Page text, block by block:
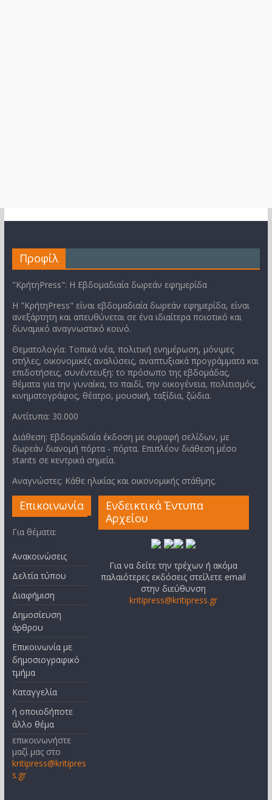
Προφίλ
"ΚρήτηPress": Η Εβδομαδιαία δωρεάν εφημερίδα
Η "ΚρήτηPress" είναι εβδομαδιαία δωρεάν εφημερίδα, είναι
ανεξάρτητη και απευθύνεται σε ένα ιδιαίτερα ποιοτικό και
δυναμικό αναγνωστικό κοινό.
Θεματολογία: Τοπικά νέα, πολιτική ενημέρωση, μόνιμες
στήλες, οικονομικές αναλύσεις, αναπτυξιακά προγράμματα και
επιδοτήσεις, συνέντευξη: το πρόσωπο της εβδομάδας,
θέματα για την γυναίκα, το παιδί, την οικογένεια, πολιτισμός,
κινηματογράφος, θέατρο, μουσική, ταξίδια, ζώδια.
Αντίτυπα: 30.000
Διάθεση: Εβδομαδιαία έκδοση με συραφή σελίδων, με
δωρεάν διανομή πόρτα - πόρτα. Επιπλέον διάθεση μέσο
stants σε κεντρικά σημεία.
Αναγνώστες: Κάθε ηλικίας και οικονομικής στάθμης.
Επικοινωνία
Για θέματα:
Ανακοινώσεις
Δελτία τύπου
Διαφήμιση
Δημοσίευση
άρθρου
Επικοινωνία με
δημοσιογραφικό
τμήμα
Καταγγελία
ή οποιοδήποτε
άλλο θέμα
επικοινωνήστε
μαζί μας στο
kritipress@kritipres
s.gr
Ενδεικτικά Έντυπα
Αρχείου
Για να δείτε την τρέχων ή ακόμα
παλαιότερες εκδόσεις στείλετε email
στην διεύθυνση
kritipress@kritipress.gr